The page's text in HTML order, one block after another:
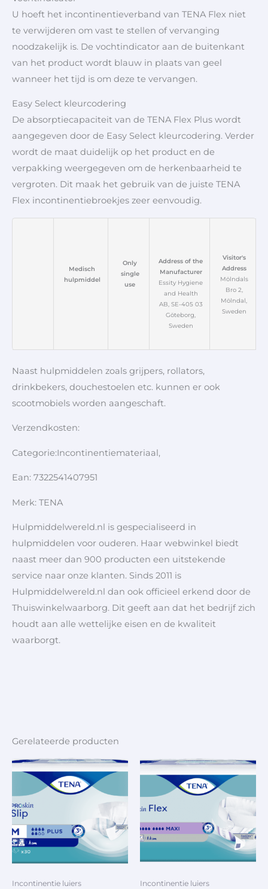
U hoeft het incontinentieverband van TENA Flex niet
te verwijderen om vast te stellen of vervanging
noodzakelijk is. De vochtindicator aan de buitenkant
van het product wordt blauw in plaats van geel
wanneer het tijd is om deze te vervangen.
Easy Select kleurcodering
De absorptiecapaciteit van de TENA Flex Plus wordt
aangegeven door de Easy Select kleurcodering. Verder
wordt de maat duidelijk op het product en de
verpakking weergegeven om de herkenbaarheid te
vergroten. Dit maak het gebruik van de juiste TENA
Flex incontinentiebroekjes zeer eenvoudig.
Medisch
hulpmiddel
Only
single
use
Address of the
Manufacturer
Essity Hygiene
and Health
AB, SE-405 03
Göteborg,
Sweden
Visitor's
Address
Mölndals
Bro 2,
Mölndal,
Sweden
Naast hulpmiddelen zoals grijpers, rollators,
drinkbekers, douchestoelen etc. kunnen er ook
scootmobiels worden aangeschaft.
Verzendkosten:
Categorie:Incontinentiemateriaal,
Ean: 7322541407951
Merk: TENA
Hulpmiddelwereld.nl is gespecialiseerd in
hulpmiddelen voor ouderen. Haar webwinkel biedt
naast meer dan 900 producten een uitstekende
service naar onze klanten. Sinds 2011 is
Hulpmiddelwereld.nl dan ook officieel erkend door de
Thuiswinkelwaarborg. Dit geeft aan dat het bedrijf zich
houdt aan alle wettelijke eisen en de kwaliteit
waarborgt.
Gerelateerde producten
Incontinentie luiers Incontinentie luiers